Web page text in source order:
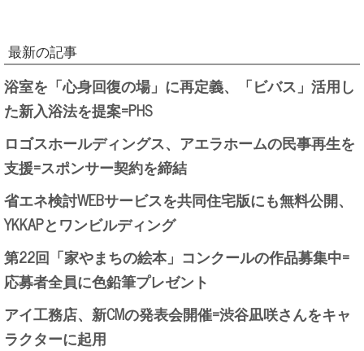
最新の記事
浴室を「心身回復の場」に再定義、「ビバス」活用し
た新入浴法を提案=PHS
ロゴスホールディングス、アエラホームの民事再生を
支援=スポンサー契約を締結
省エネ検討WEBサービスを共同住宅版にも無料公開、
YKKAPとワンビルディング
第22回「家やまちの絵本」コンクールの作品募集中=
応募者全員に色鉛筆プレゼント
アイ工務店、新CMの発表会開催=渋谷凪咲さんをキャ
ラクターに起用